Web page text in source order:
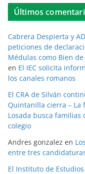
Últimos
Cabrera Despierta y
peticiones de
Médulas como Bien
en El IEC solicita
los canales romanos
El CRA de Silván
Quintanilla cierra – La
Losada busca
colegio
Andres gonzalez en
entre tres
El Instituto de